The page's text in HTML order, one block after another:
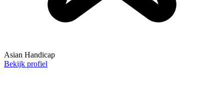
Asian Handicap
Bekijk profiel